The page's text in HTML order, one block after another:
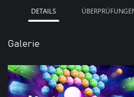
DETAILS
Galerie